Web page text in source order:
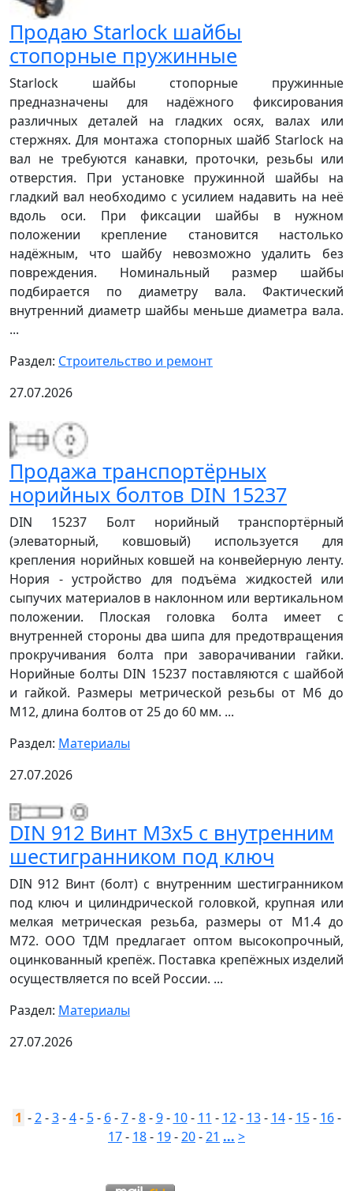
Продаю Starlock шайбы
cтопорные пружинные
Starlock шайбы стопорные пружинные
предназначены для надёжного фиксирования
различных деталей на гладких осях, валах или
стержнях. Для монтажа стопорных шайб Starlock на
вал не требуются канавки, проточки, резьбы или
отверстия. При установке пружинной шайбы на
гладкий вал необходимо с усилием надавить на неё
вдоль оси. При фиксации шайбы в нужном
положении крепление становится настолько
надёжным, что шайбу невозможно удалить без
повреждения. Номинальный размер шайбы
подбирается по диаметру вала. Фактический
внутренний диаметр шайбы меньше диаметра вала.
...
Раздел: Строительство и ремонт
27.07.2026
Продажа транспортёрных
норийных болтов DIN 15237
DIN 15237 Болт норийный транспортёрный
(элеваторный, ковшовый) используется для
крепления норийных ковшей на конвейерную ленту.
Нория - устройство для подъёма жидкостей или
сыпучих материалов в наклонном или вертикальном
положении. Плоская головка болта имеет с
внутренней стороны два шипа для предотвращения
прокручивания болта при заворачивании гайки.
Норийные болты DIN 15237 поставляются с шайбой
и гайкой. Размеры метрической резьбы от М6 до
М12, длина болтов от 25 до 60 мм. ...
Раздел: Материалы
27.07.2026
DIN 912 Винт М3х5 с внутренним
шестигранником под ключ
DIN 912 Винт (болт) с внутренним шестигранником
под ключ и цилиндрической головкой, крупная или
мелкая метрическая резьба, размеры от М1.4 до
М72. ООО ТДМ предлагает оптом высокопрочный,
оцинкованный крепёж. Поставка крепёжных изделий
осуществляется по всей России. ...
Раздел: Материалы
27.07.2026
1 -2-3-4- 5- 6-7-8-9- 10- 11 - 12- 13- 14- 15- 16-
17- 18- 19-20-21 ... >